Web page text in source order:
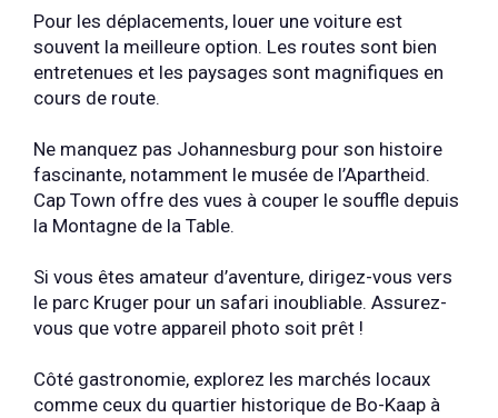
Pour les déplacements, louer une voiture est
souvent la meilleure option. Les routes sont bien
entretenues et les paysages sont magnifiques en
cours de route.
Ne manquez pas Johannesburg pour son histoire
fascinante, notamment le musée de l’Apartheid.
Cap Town offre des vues à couper le souffle depuis
la Montagne de la Table.
Si vous êtes amateur d’aventure, dirigez-vous vers
le parc Kruger pour un safari inoubliable. Assurez-
vous que votre appareil photo soit prêt !
Côté gastronomie, explorez les marchés locaux
comme ceux du quartier historique de Bo-Kaap à